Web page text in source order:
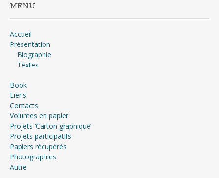
MENU
Accueil
Présentation
Biographie
Textes
Book
Liens
Contacts
Volumes en papier
Projets ‘Carton graphique’
Projets participatifs
Papiers récupérés
Photographies
Autre